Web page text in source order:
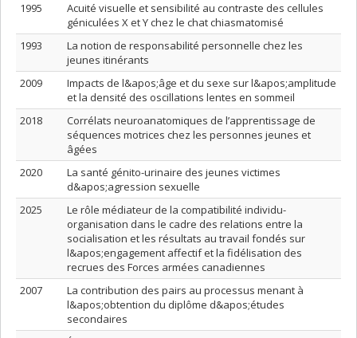
1995
Acuité visuelle et sensibilité au contraste des cellules
géniculées X et Y chez le chat chiasmatomisé
1993
La notion de responsabilité personnelle chez les
jeunes itinérants
2009
Impacts de l&apos;âge et du sexe sur l&apos;amplitude
et la densité des oscillations lentes en sommeil
2018
Corrélats neuroanatomiques de l’apprentissage de
séquences motrices chez les personnes jeunes et
âgées
2020
La santé génito-urinaire des jeunes victimes
d&apos;agression sexuelle
2025
Le rôle médiateur de la compatibilité individu-
organisation dans le cadre des relations entre la
socialisation et les résultats au travail fondés sur
l&apos;engagement affectif et la fidélisation des
recrues des Forces armées canadiennes
2007
La contribution des pairs au processus menant à
l&apos;obtention du diplôme d&apos;études
secondaires